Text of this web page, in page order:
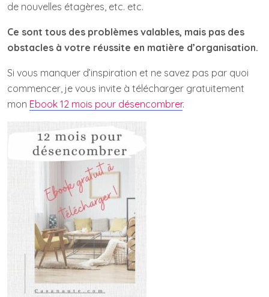
de nouvelles étagères, etc. etc.
Ce sont tous des problèmes valables, mais pas des
obstacles à votre réussite en matière d’organisation.
Si vous manquer d’inspiration et ne savez pas par quoi
commencer, je vous invite à télécharger gratuitement
mon Ebook 12 mois pour désencombrer.